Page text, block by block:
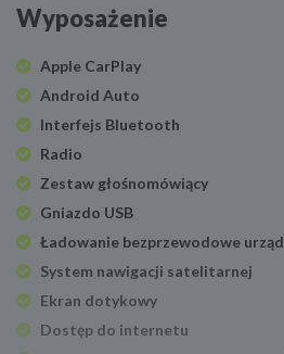
Wyposażenie
Apple CarPlay
Android Auto
Interfejs Bluetooth
Radio
Zestaw głośnomówiący
Gniazdo USB
Ładowanie bezprzewodowe
System nawigacji satelitarnej
Ekran dotykowy
Dostęp do internetu